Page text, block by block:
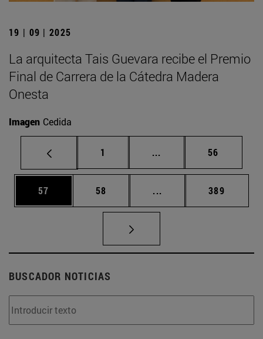
19 | 09 | 2025
La arquitecta Tais Guevara recibe el Premio
Final de Carrera de la Cátedra Madera
Onesta
Imagen Cedida
Página
1 ... Páginas intermedias
Página
56
Página
57 Página
58 ... Páginas intermedias
Página
389
BUSCADOR NOTICIAS